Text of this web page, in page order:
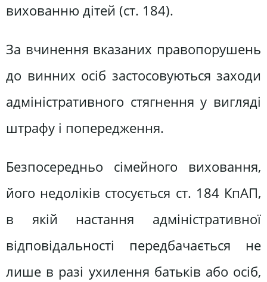
вихованню дітей (ст. 184).
За вчинення вказаних правопорушень
до винних осіб застосовуються заходи
адміністративного стягнення у вигляді
штрафу і попередження.
Безпосередньо сімейного виховання,
його недоліків стосується ст. 184 КпАП,
в якій настання адміністративної
відповідальності передбачається не
лише в разі ухилення батьків або осіб,